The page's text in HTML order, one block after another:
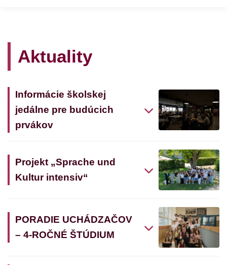
Aktuality
Informácie školskej
jedálne pre budúcich
prvákov
Projekt „Sprache und
Kultur intensiv“
PORADIE UCHÁDZAČOV
– 4-ROČNÉ ŠTÚDIUM